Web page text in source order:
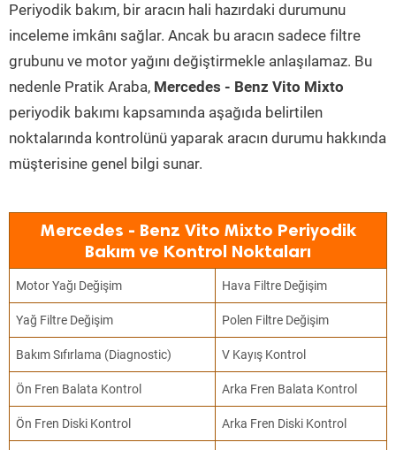
Periyodik bakım, bir aracın hali hazırdaki durumunu
inceleme imkânı sağlar. Ancak bu aracın sadece filtre
grubunu ve motor yağını değiştirmekle anlaşılamaz. Bu
nedenle Pratik Araba, Mercedes - Benz Vito Mixto
periyodik bakımı kapsamında aşağıda belirtilen
noktalarında kontrolünü yaparak aracın durumu hakkında
müşterisine genel bilgi sunar.
Mercedes - Benz Vito Mixto Periyodik
Bakım ve Kontrol Noktaları
Motor Yağı Değişim Hava Filtre Değişim
Yağ Filtre Değişim Polen Filtre Değişim
Bakım Sıfırlama (Diagnostic) V Kayış Kontrol
Ön Fren Balata Kontrol Arka Fren Balata Kontrol
Ön Fren Diski Kontrol Arka Fren Diski Kontrol